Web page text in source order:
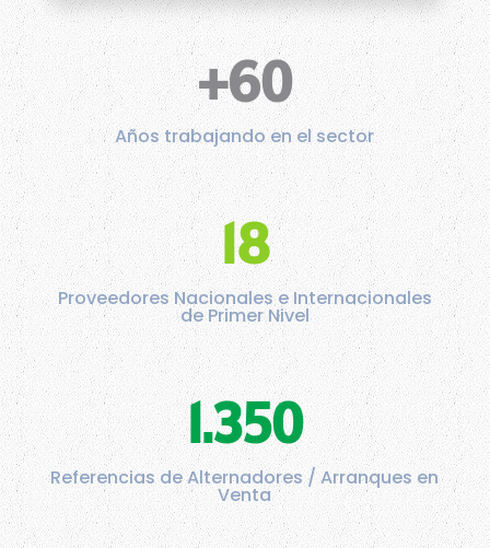
+60
Años trabajando en el sector
18
Proveedores Nacionales e Internacionales
de Primer Nivel
1.350
Referencias de Alternadores / Arranques en
Venta